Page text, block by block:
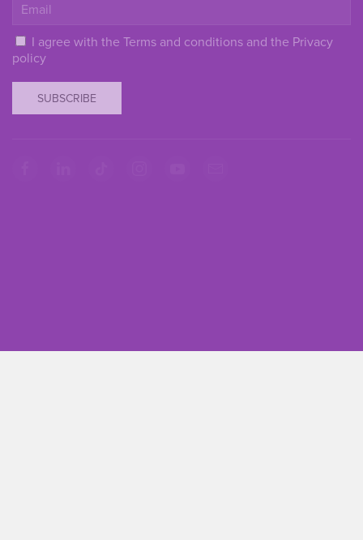
I agree with the Terms and conditions and the Privacy
policy
SUBSCRIBE